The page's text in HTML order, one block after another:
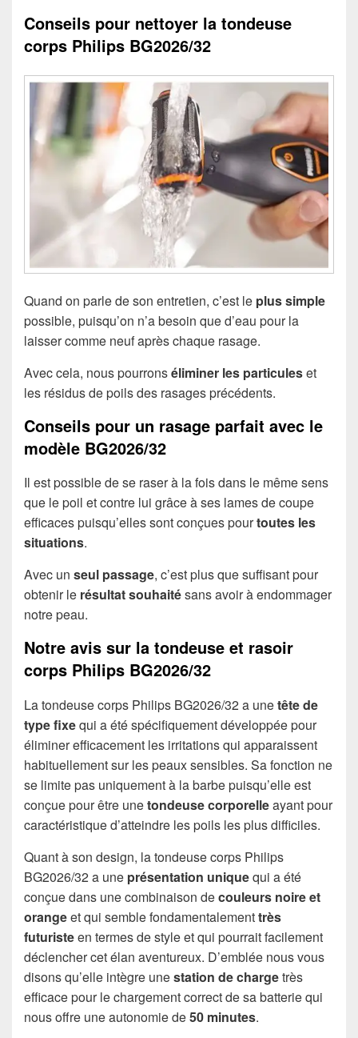
Conseils pour nettoyer la tondeuse
corps Philips BG2026/32
Quand on parle de son entretien, c’est le plus simple
possible, puisqu’on n’a besoin que d’eau pour la
laisser comme neuf après chaque rasage.
Avec cela, nous pourronséliminer les particuleset
les résidus de poils des rasages précédents.
Conseils pour un rasage parfait avec le
modèle BG2026/32
Il est possible de se raser à la fois dans le même sens
que le poil et contre lui grâce à ses lames de coupe
efficaces puisqu’elles sont conçues pourtoutes les
situations.
Avec un seul passage, c’est plus que suffisant pour
obtenir le résultat souhaitésans avoir à endommager
notre peau.
Notre avis sur la tondeuse et rasoir
corps Philips BG2026/32
La tondeuse corps Philips BG2026/32 a unetête de
type fixequi a été spécifiquement développée pour
éliminer efficacement les irritations qui apparaissent
habituellement sur les peaux sensibles. Sa fonction ne
se limite pas uniquement à la barbe puisqu’elle est
conçue pour être unetondeuse corporelleayant pour
caractéristique d’atteindre les poils les plus difficiles.
Quant à son design, la tondeuse corps Philips
BG2026/32 a une présentation uniquequi a été
conçue dans une combinaison decouleurs noire et
orangeet qui semble fondamentalementtrès
futuristeen termes de style et qui pourrait facilement
déclencher cet élan aventureux. D’emblée nous vous
disons qu’elle intègre unestation de chargetrès
efficace pour le chargement correct de sa batterie qui
nous offre une autonomie de50 minutes.